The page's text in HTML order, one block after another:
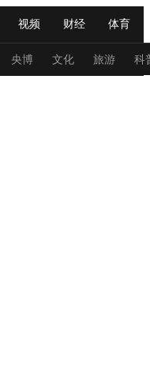
视频 财经 体育
央视快评 习式妙语
听音 微视频 主持人
央博 文化 旅游 科